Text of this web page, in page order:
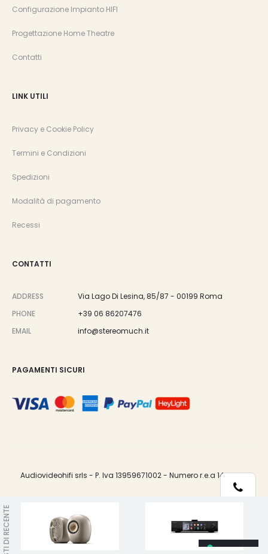
VISTI DI RECENTE
Configurazione Impianto HIFI
Progettazione Home Theatre
Contatti
LINK UTILI
Privacy e Cookie Policy
Termini e Condizioni
Spedizioni
Modalità di pagamento
Recessi
CONTATTI
ADDRESS
Via Lago Di Lesina, 85/87 - 00199 Roma
PHONE
+39 06 86207476
EMAIL
info@stereomuch.it
PAGAMENTI SICURI
Audiovideohifi srls - P. Iva 13959671002 - Numero r.e.a 1487033.
Le tue preferenze relative alla privacy